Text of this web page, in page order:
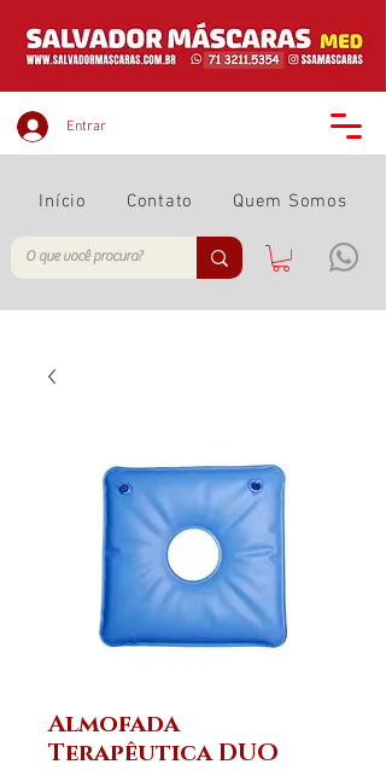
Início Contato Quem Somos
Entrar
Almofada
Terapêutica DUO